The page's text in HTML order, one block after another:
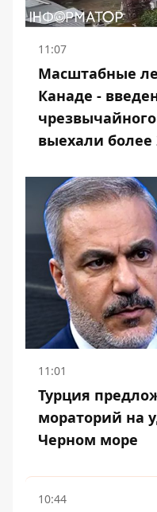
11:07
Масштабные
Канаде -
выехали более
11:01
Турция
мораторий на
Черном море
10:44